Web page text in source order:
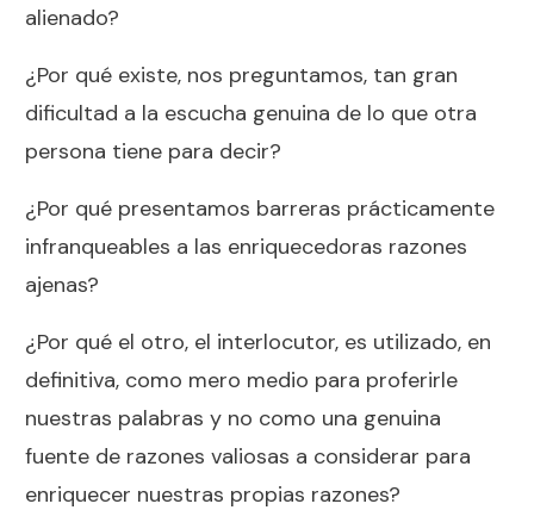
alienado?
¿Por qué existe, nos preguntamos, tan gran
dificultad a la escucha genuina de lo que otra
persona tiene para decir?
¿Por qué presentamos barreras prácticamente
infranqueables a las enriquecedoras razones
ajenas?
¿Por qué el otro, el interlocutor, es utilizado, en
definitiva, como mero medio para proferirle
nuestras palabras y no como una genuina
fuente de razones valiosas a considerar para
enriquecer nuestras propias razones?